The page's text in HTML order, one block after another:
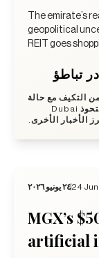
The emirate’s
geopolitical
REIT goes
تباطؤ
التكيف مع حالة
عدم اليقين الجيوسياسي والمعروض الجديد. تستحوذ Dubai
٢٤ يونيو ٢٠٢٦24
MGX’s
artificial